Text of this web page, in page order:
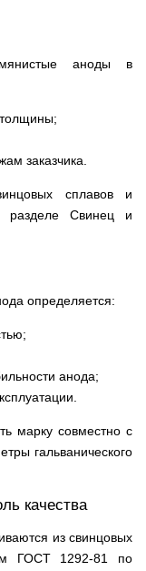
аноды в
заказчика.
сплавов и
разделе Свинец и
определяется:
анода;
марку совместно с
гальванического
качества
из свинцовых
ГОСТ 1292-81 по